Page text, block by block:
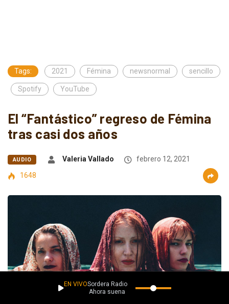
Tags: 2021 Fémina newsnormal sencillo
Spotify YouTube
El “Fantástico” regreso de Fémina
tras casi dos años
AUDIO Valeria Vallado
febrero 12, 2021
1648
EN VIVOSordera Radio
Ahora suena